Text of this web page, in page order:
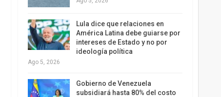
Lula dice que relaciones en
América Latina debe guiarse por
intereses de Estado y no por
ideología política
Ago 5, 2026
Gobierno de Venezuela
subsidiará hasta 80% del costo